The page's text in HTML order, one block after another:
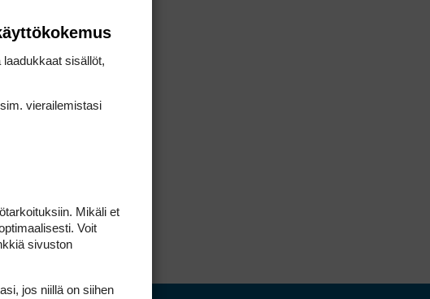
sisällöt,
vierailemis­tasi
Mikäli et
Voit
sivuston
jos niillä on siihen